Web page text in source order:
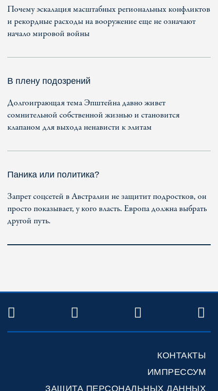
Почему эскалация масштабных региональных конфликтов
и рекордные расходы на вооружение еще не означают
начало мировой войны
В плену подозрений
Долгоиграющая тема Эпштейна давно живет
сомнительной собственной жизнью и становится
клапаном для выхода ненависти к элитам
Паника или политика?
Запрет соцсетей в Австралии не защитит подростков, он
просто показывает, у кого власть. Европа должна выбрать
другой путь.
TWITTER FACEBOOKYOUTUBE
КОНТАКТЫ
ИМПРЕССУМ
ЗАЩИТА ПЕРСОНАЛЬНЫХ ДАННЫХ